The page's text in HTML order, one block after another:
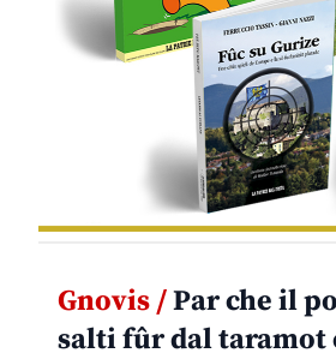
Gnovis /Par che il
salti fûr dal taramot